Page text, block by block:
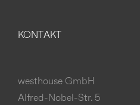
KONTAKT
westhouse GmbH
Alfred-Nobel-Str. 5